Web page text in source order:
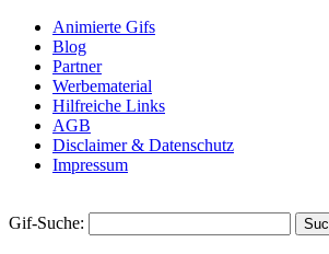
Animierte Gifs
Blog
Partner
Werbematerial
Hilfreiche Links
AGB
Disclaimer & Datenschutz
Impressum
Gif-Suche: